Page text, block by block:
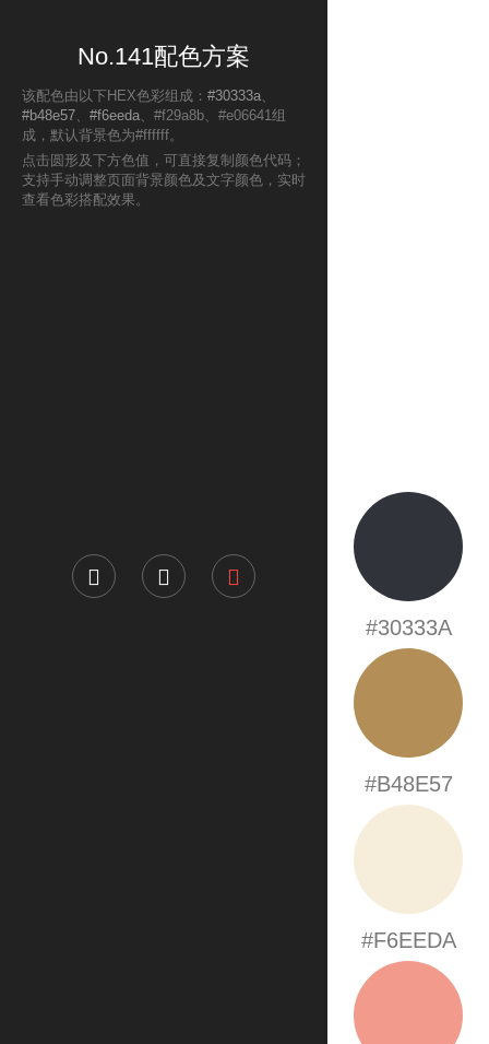
No.141配色方案
该配色由以下HEX色彩组成： #30333a、
#b48e57、 #f6eeda、#f29a8b、#e06641组
成，默认背景色为#ffffff。
点击圆形及下方色值，可直接复制颜色代码；
支持手动调整页面背景颜色及文字颜色，实时
查看色彩搭配效果。
#30333A
#B48E57
#F6EEDA